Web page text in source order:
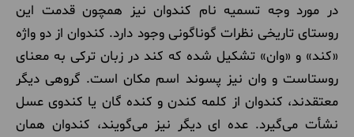
در مورد وجه تسمیه نام کندوان نیز همچون قدمت این
روستای تاریخی نظرات گوناگونی وجود دارد. کندوان از دو واژه
«کند» و «وان» تشکیل شده که کند در زبان ترکی به معنای
روستاست و وان نیز پسوند اسم مکان است. گروهی دیگر
معتقدند، کندوان از کلمه کندن و کنده گان یا کندوی عسل
نشأت می‌گیرد. عده ای دیگر نیز می‌گویند، کندوان همان